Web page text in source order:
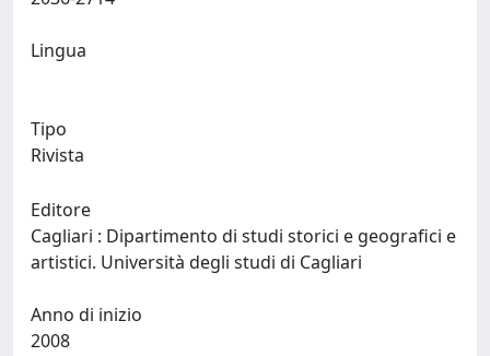
Lingua
Tipo
Rivista
Editore
Cagliari : Dipartimento di studi storici e geografici e
Anno di inizio